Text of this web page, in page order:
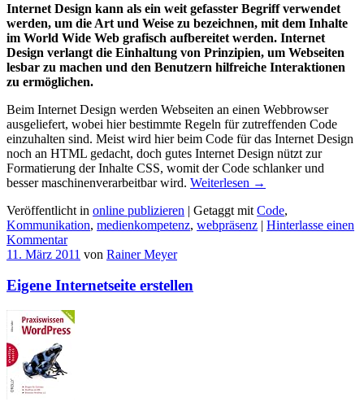
Internet Design kann als ein weit gefasster Begriff verwendet
werden, um die Art und Weise zu bezeichnen, mit dem Inhalte
im World Wide Web grafisch aufbereitet werden. Internet
Design verlangt die Einhaltung von Prinzipien, um Webseiten
lesbar zu machen und den Benutzern hilfreiche Interaktionen
zu ermöglichen.
Beim Internet Design werden Webseiten an einen Webbrowser
ausgeliefert, wobei hier bestimmte Regeln für zutreffenden Code
einzuhalten sind. Meist wird hier beim Code für das Internet Design
noch an HTML gedacht, doch gutes Internet Design nützt zur
Formatierung der Inhalte CSS, womit der Code schlanker und
besser maschinenverarbeitbar wird. Weiterlesen →
Veröffentlicht in online publizieren | Getaggt mit Code,
Kommunikation, medienkompetenz, webpräsenz | Hinterlasse einen
Kommentar
11. März 2011 von Rainer Meyer
Eigene Internetseite erstellen